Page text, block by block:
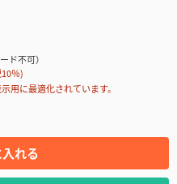
ド不可）
％)
用に最適化されています。
れる